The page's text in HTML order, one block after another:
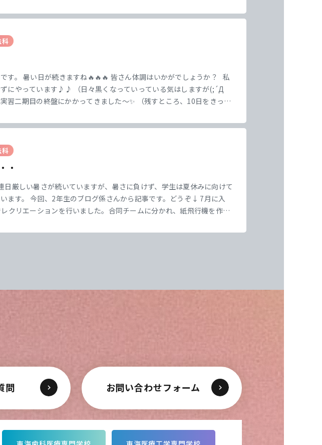
だり
科
す。 暑い日が続きますね🔥🔥🔥 皆さん体調はいかがでしょうか？ 私
にやっています♪♪ （日々黒くなっていっている気はしますが(;´Д
二期目の終盤にかかってきました～✨ （残すところ、10日をきった
科
・
日厳しい暑さが続いていますが、暑さに負けず、学生は夏休みに向けて
ます。 今回、2年生のブログ係さんから記事です。どうぞ↓ 7月に入
クリエーションを行いました。合同チームに分かれ、紙飛行機を作っ
ションを楽しみました✨️
問 お問い合わせフォーム